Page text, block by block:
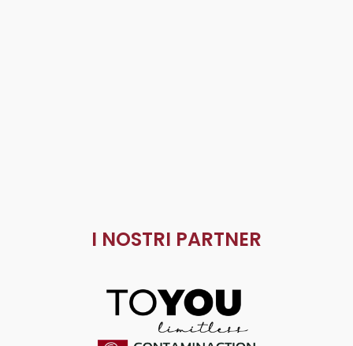
I NOSTRI PARTNER